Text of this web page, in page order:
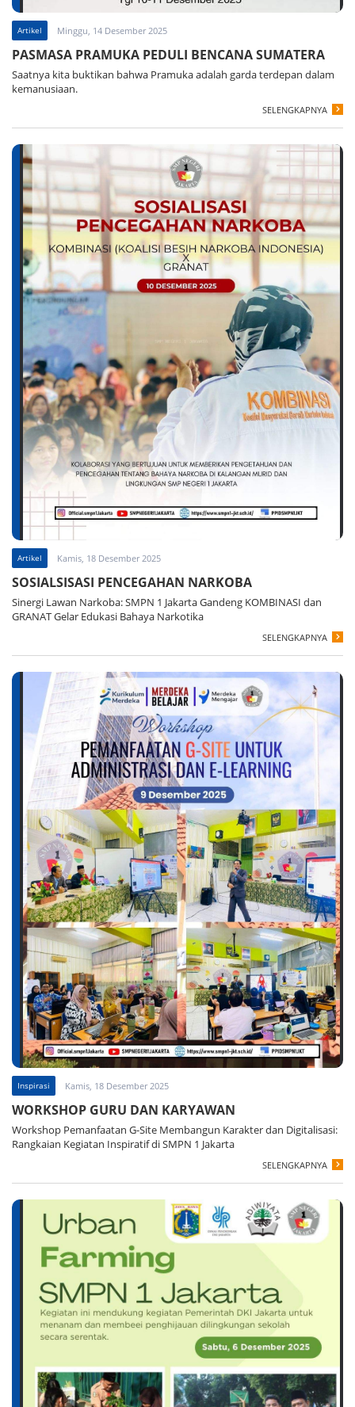
Artikel Minggu, 14 Desember 2025
PASMASA PRAMUKA PEDULI BENCANA SUMATERA
Saatnya kita buktikan bahwa Pramuka adalah garda terdepan dalam
kemanusiaan.
SELENGKAPNYA
Artikel Kamis, 18 Desember 2025
SOSIALSISASI PENCEGAHAN NARKOBA
Sinergi Lawan Narkoba: SMPN 1 Jakarta Gandeng KOMBINASI dan
GRANAT Gelar Edukasi Bahaya Narkotika
SELENGKAPNYA
Inspirasi Kamis, 18 Desember 2025
WORKSHOP GURU DAN KARYAWAN
Workshop Pemanfaatan G-Site Membangun Karakter dan Digitalisasi:
Rangkaian Kegiatan Inspiratif di SMPN 1 Jakarta
SELENGKAPNYA